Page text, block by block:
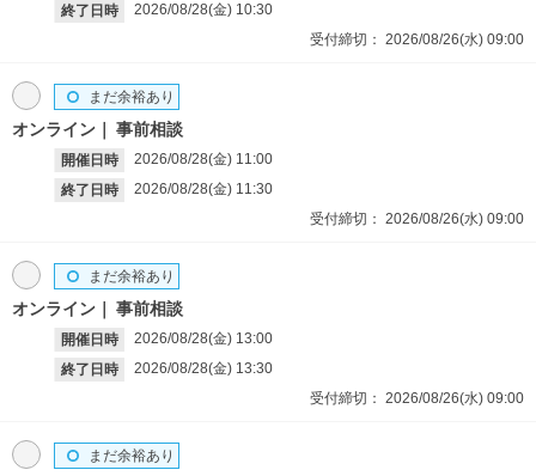
終了日時
2026/08/28(金) 10:30
受付締切： 2026/08/26(水) 09:00
オンライン 事前相談
開催日時 2026/08/28(金) 11:00
終了日時
2026/08/28(金) 11:30
まだ余裕あり
受付締切： 2026/08/26(水) 09:00
オンライン 事前相談
開催日時 2026/08/28(金) 13:00
終了日時
2026/08/28(金) 13:30
まだ余裕あり
受付締切： 2026/08/26(水) 09:00
まだ余裕あり